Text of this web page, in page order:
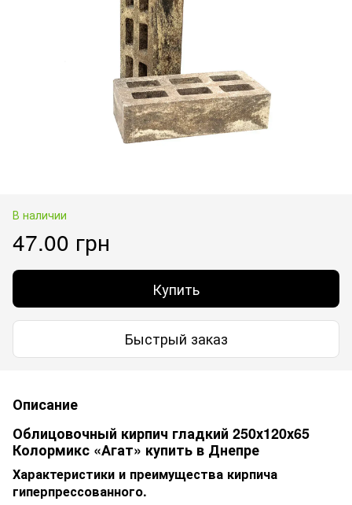
В наличии
47.00 грн
Купить
Быстрый заказ
Описание
Облицовочный кирпич гладкий 250х120х65
Колормикс «Агат» купить в Днепре
Характеристики и преимущества кирпича
гиперпрессованного.